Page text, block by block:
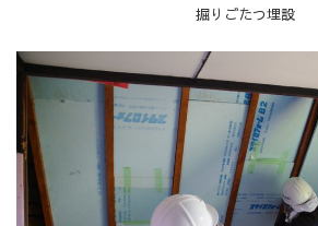
掘りごたつ埋設